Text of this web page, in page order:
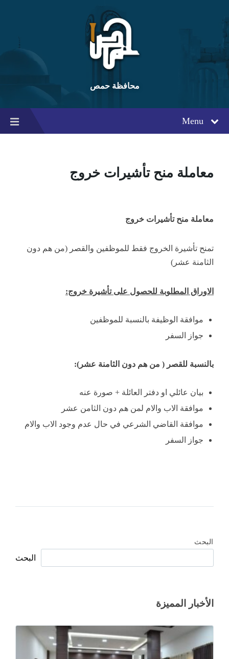
content
main
navigation
footer
محافظة حمص
Menu
معاملة منح تأشيرات خروج
معاملة منح تأشيرات خروج
تمنح تأشيرة الخروج فقط للموظفين والقصر (من هم دون
الثامنة عشر)
الاوراق المطلوبة للحصول على تأشيرة خروج:
موافقة الوظيفة بالنسبة للموظفين
جواز السفر
بالنسبة للقصر ( من هم دون الثامنة عشر):
بيان عائلي او دفتر العائلة + صورة عنه
موافقة الاب والام لمن هم دون الثامن عشر
موافقة القاضي الشرعي في حال عدم وجود الاب والام
جواز السفر
البحث
البحث
الأخبار المميزة